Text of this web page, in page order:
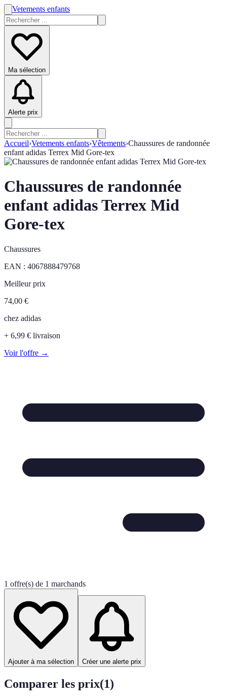
Vetements enfants
Ma sélection
Alerte prix
Accueil›Vetements enfants›Vêtements›Chaussures de randonnée
enfant adidas Terrex Mid Gore-tex
Chaussures de randonnée
enfant adidas Terrex Mid
Gore-tex
Chaussures
EAN : 4067888479768
Meilleur prix
74,00 €
chez adidas
+ 6,99 € livraison
Voir l'offre →
1 offre(s) de 1 marchands
Ajouter à ma sélection Créer une alerte prix
Comparer les prix(1)